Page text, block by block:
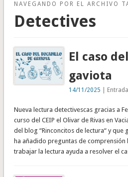
NAVEGANDO POR EL ARCHIVO
Detectives
El caso
gaviota
14/11/2025 |
Nueva lectura detectivescas gracias a
curso del CEIP el Olivar de Rivas en
del blog “Rinconcitos de lectura“ y que
ha añadido preguntas de comprensión
trabajar la lectura ayuda a resolver el